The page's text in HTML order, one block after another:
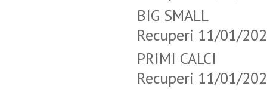
BIG
Recuperi 11/01/
PRIMI
Recuperi 11/01/